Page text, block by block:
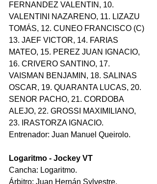
FERNANDEZ VALENTIN, 10.
VALENTINI NAZARENO, 11. LIZAZU
TOMÁS, 12. CUNEO FRANCISCO (C)
13. JAEF VICTOR, 14. FARIAS
MATEO, 15. PEREZ JUAN IGNACIO,
16. CRIVERO SANTINO, 17.
VAISMAN BENJAMIN, 18. SALINAS
OSCAR, 19. QUARANTA LUCAS, 20.
SENOR PACHO, 21. CORDOBA
ALEJO, 22. GROSSI MAXIMILIANO,
23. IRASTORZA IGNACIO.
Entrenador: Juan Manuel Queirolo.
Logaritmo - Jockey VT
Cancha: Logaritmo.
Árbitro: Juan Hernán Sylvestre.